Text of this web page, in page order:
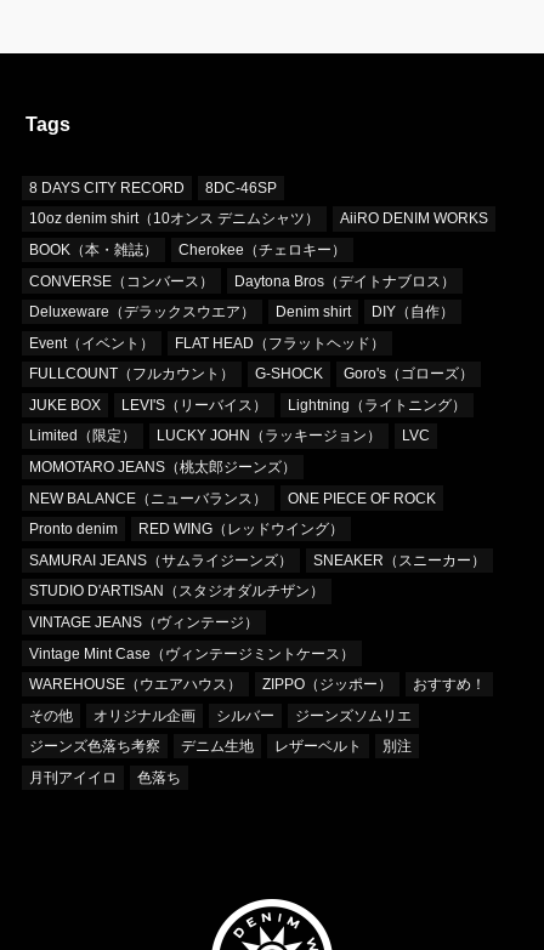
Tags
8 DAYS CITY RECORD
8DC-46SP
10oz denim shirt（10オンス デニムシャツ）
AiiRO DENIM WORKS
BOOK（本・雑誌）
Cherokee（チェロキー）
CONVERSE（コンバース）
Daytona Bros（デイトナブロス）
Deluxeware（デラックスウエア）
Denim shirt
DIY（自作）
Event（イベント）
FLAT HEAD（フラットヘッド）
FULLCOUNT（フルカウント）
G-SHOCK
Goro's（ゴローズ）
JUKE BOX
LEVI'S（リーバイス）
Lightning（ライトニング）
Limited（限定）
LUCKY JOHN（ラッキージョン）
LVC
MOMOTARO JEANS（桃太郎ジーンズ）
NEW BALANCE（ニューバランス）
ONE PIECE OF ROCK
Pronto denim
RED WING（レッドウイング）
SAMURAI JEANS（サムライジーンズ）
SNEAKER（スニーカー）
STUDIO D'ARTISAN（スタジオダルチザン）
VINTAGE JEANS（ヴィンテージ）
Vintage Mint Case（ヴィンテージミントケース）
WAREHOUSE（ウエアハウス）
ZIPPO（ジッポー）
おすすめ！
その他
オリジナル企画 シルバー
ジーンズソムリエ
ジーンズ色落ち考察
デニム生地 レザーベルト
別注
月刊アイイロ
色落ち